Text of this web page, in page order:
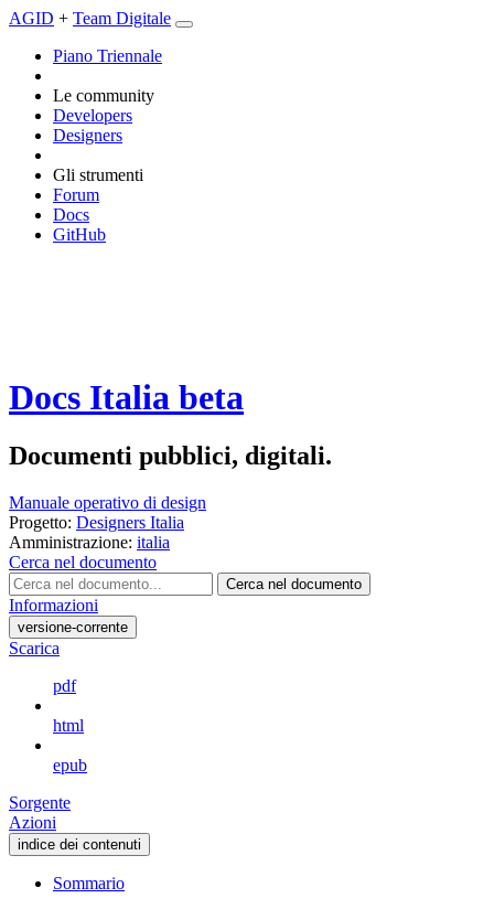
AGID + Team Digitale
Piano Triennale
Le community
Developers
Designers
Gli strumenti
Forum
Docs
GitHub
Docs Italia beta
Documenti pubblici, digitali.
Manuale operativo di design
Progetto: Designers Italia
Amministrazione: italia
Cerca nel documento
Cerca nel documento
Informazioni
versione-corrente
Scarica
pdf
html
epub
Sorgente
Azioni
indice dei contenuti
Sommario